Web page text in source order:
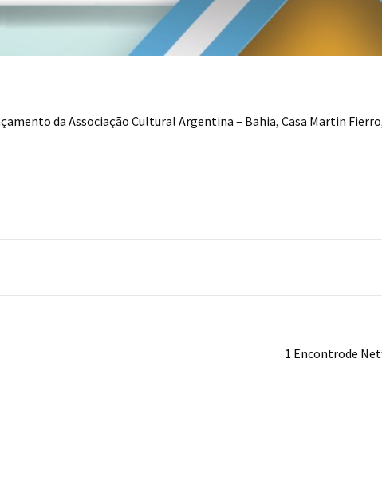
da Associação Cultural Argentina – Bahia, Casa Martin
1 Encontrode